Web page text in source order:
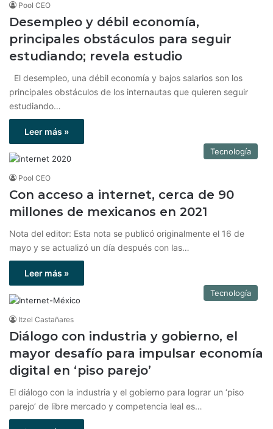
Pool CEO
Desempleo y débil economía,
principales obstáculos para seguir
estudiando; revela estudio
El desempleo, una débil economía y bajos salarios son los
principales obstáculos de los internautas que quieren seguir
estudiando…
Leer más »
Tecnología
Pool CEO
Con acceso a internet, cerca de 90
millones de mexicanos en 2021
Nota del editor: Esta nota se publicó originalmente el 16 de
mayo y se actualizó un día después con las…
Leer más »
Tecnología
Itzel Castañares
Diálogo con industria y gobierno, el
mayor desafío para impulsar economía
digital en ‘piso parejo’
El diálogo con la industria y el gobierno para lograr un ‘piso
parejo’ de libre mercado y competencia leal es…